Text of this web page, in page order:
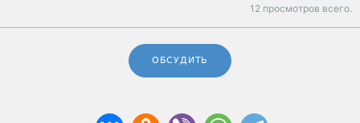
12 просмотров всего.
ОБСУДИТЬ